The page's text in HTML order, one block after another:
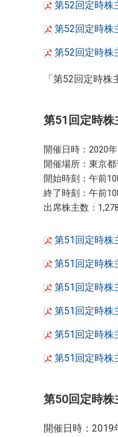
第52回定時株
第52回定時株
第52回定時株
「第52回定時株
第51回定時株
開催日時：2020
開催場所：東京
開始時刻：午前
終了時刻：午前
出席株主数：
第51回定時株
第51回定時株
第51回定時株
第51回定時株
第51回定時株
第51回定時株
第50回定時株
開催日時：2019